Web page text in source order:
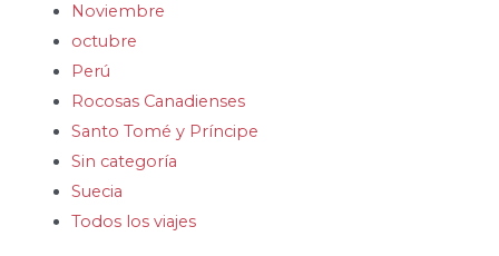
Noviembre
octubre
Perú
Rocosas Canadienses
Santo Tomé y Príncipe
Sin categoría
Suecia
Todos los viajes